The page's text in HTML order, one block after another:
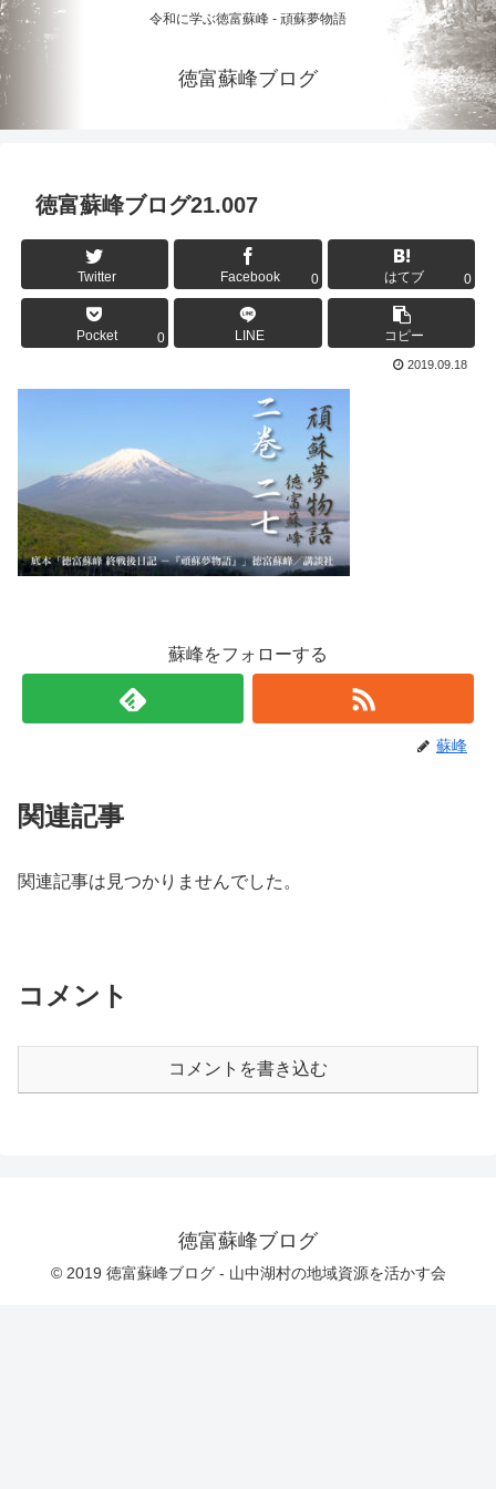
令和に学ぶ徳富蘇峰 - 頑蘇夢物語
徳富蘇峰ブログ
徳富蘇峰ブログ21.007
Twitter Facebook 0 はてブ 0
Pocket 0 LINE コピー
2019.09.18
蘇峰をフォローする
蘇峰
関連記事
関連記事は見つかりませんでした。
コメント
コメントを書き込む
徳富蘇峰ブログ
© 2019 徳富蘇峰ブログ - 山中湖村の地域資源を活かす会